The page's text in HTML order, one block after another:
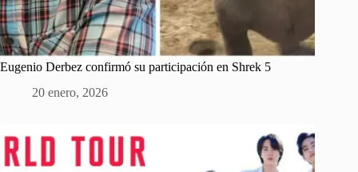
Eugenio Derbez confirmó su participación en Shrek 5
20 enero, 2026